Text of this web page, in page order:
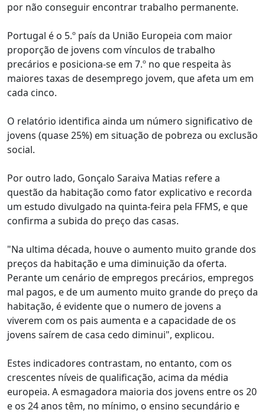
por não conseguir encontrar trabalho permanente.
Portugal é o 5.º país da União Europeia com maior
proporção de jovens com vínculos de trabalho
precários e posiciona-se em 7.º no que respeita às
maiores taxas de desemprego jovem, que afeta um em
cada cinco.
O relatório identifica ainda um número significativo de
jovens (quase 25%) em situação de pobreza ou exclusão
social.
Por outro lado, Gonçalo Saraiva Matias refere a
questão da habitação como fator explicativo e recorda
um estudo divulgado na quinta-feira pela FFMS, e que
confirma a subida do preço das casas.
"Na ultima década, houve o aumento muito grande dos
preços da habitação e uma diminuição da oferta.
Perante um cenário de empregos precários, empregos
mal pagos, e de um aumento muito grande do preço da
habitação, é evidente que o numero de jovens a
viverem com os pais aumenta e a capacidade de os
jovens saírem de casa cedo diminui", explicou.
Estes indicadores contrastam, no entanto, com os
crescentes níveis de qualificação, acima da média
europeia. A esmagadora maioria dos jovens entre os 20
e os 24 anos têm, no mínimo, o ensino secundário e